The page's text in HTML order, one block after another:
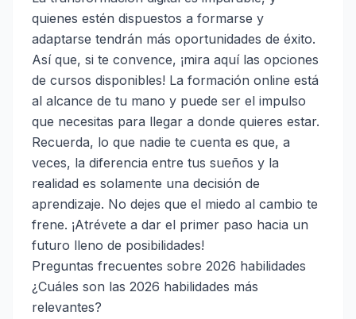
quienes estén dispuestos a formarse y
adaptarse tendrán más oportunidades de éxito.
Así que, si te convence, ¡mira aquí las opciones
de cursos disponibles! La formación online está
al alcance de tu mano y puede ser el impulso
que necesitas para llegar a donde quieres estar.
Recuerda, lo que nadie te cuenta es que, a
veces, la diferencia entre tus sueños y la
realidad es solamente una decisión de
aprendizaje. No dejes que el miedo al cambio te
frene. ¡Atrévete a dar el primer paso hacia un
futuro lleno de posibilidades!
Preguntas frecuentes sobre 2026 habilidades
¿Cuáles son las 2026 habilidades más
relevantes?